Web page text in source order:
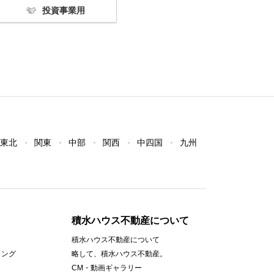
投資事業用
東北 関東 中部 関西 中四国 九州
グ
積水ハウス不動産について
積水ハウス不動産について
略して、積水ハウス不動産。
CM・動画ギャラリー